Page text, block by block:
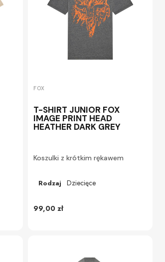
FOX
T-SHIRT JUNIOR FOX
IMAGE PRINT HEAD
HEATHER DARK GREY
Koszulki z krótkim rękawem
Rodzaj Dziecięce
99,00 zł